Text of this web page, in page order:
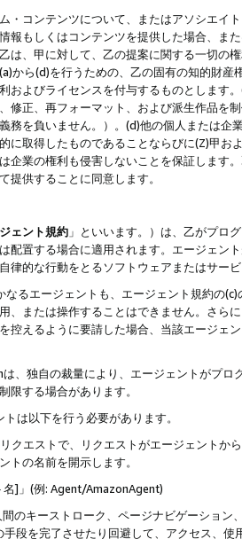
・コンテンツについて、またはアソシエイ
報もしくはコンテンツを提供した場合、ま
は、甲に対して、乙の提案に関する一切
から(d)を行うための、乙の固有の知的財
およびライセンスを付与するものとします
修正、再フォーマット、および派生作品を
務を負いません。）。(d)他の個人または
に取得したものであることならびに(Z)甲
企業の権利も侵害しないことを保証します
提供することに同意します。
ェント規約 」といいます。）は、乙がプロ
配置する場合に適用されます。エージェン
律的な行動をとるソフトウェアまたはサー
なるエージェントも、エージェント規約の
、または操作することはできません。さら
控えるように要請した場合、当該エージェ
、独自の裁量により、エージェントがプ
限する場合があります。
は以下を行う必要があります。
クエストで、リクエストがエージェントか
トの名前を開示します。
]」(例: Agent/AmazonAgent)
のキーストローク、ページナビゲーショ
手段を完了させたり回避して、アクセス、